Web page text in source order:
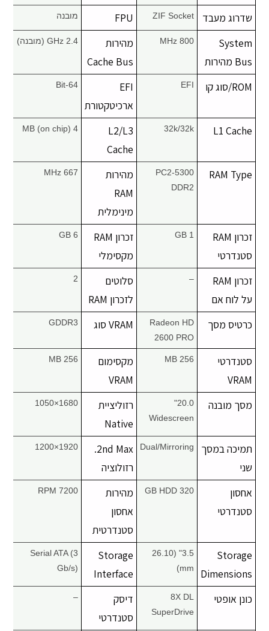
שדרוג מעבד ZIF Socket
FPU מובנה
System
Bus מהירות
800 MHz
מהירות
Cache Bus
2.4 GHz (מובנה)
ROM/סוג קו EFI
EFI
ארכיטקטורת
64-Bit
L1 Cache
32k/32k
L2/L3
Cache
4 MB (on chip)
RAM Type
PC2-5300
DDR2
מהירות
RAM
מינימלית
667 MHz
זכרון RAM
סטנדרטי
1 GB
זכרון RAM
מקסימלי
6 GB
זכרון RAM
על לוח אם
–
סלוטים
לזכרון RAM
2
כרטיס מסך
Radeon HD
2600 PRO
VRAM סוג GDDR3
סטנדרטי
VRAM
256 MB
מקסימום
VRAM
256 MB
מסך מובנה
20.0"
Widescreen
רזוליציית
Native
1680×1050
תמיכה במסך
שני
Dual/Mirroring
2nd Max.
רזולוציה
1920×1200
אחסון
סטנדרטי
320 GB HDD
מהירות
אחסון
סטנדרטית
7200 RPM
Storage
Dimensions
3.5" (26.10
mm)
Storage
Interface
Serial ATA (3
Gb/s)
כונן אופטי
8X DL
SuperDrive
דיסק
סטנדרטי
–